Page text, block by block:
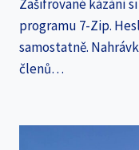
Zašifrované kázání
programu 7-Zip.
samostatně.
členů…